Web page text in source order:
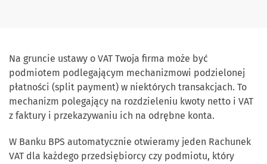
Na gruncie ustawy o VAT Twoja firma może być
podmiotem podlegającym mechanizmowi podzielonej
płatności (split payment) w niektórych transakcjach. To
mechanizm polegający na rozdzieleniu kwoty netto i VAT
z faktury i przekazywaniu ich na odrębne konta.
W Banku BPS automatycznie otwieramy jeden Rachunek
VAT dla każdego przedsiębiorcy czy podmiotu, który